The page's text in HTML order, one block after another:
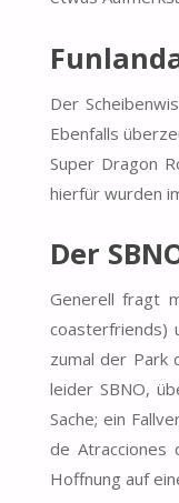
Der
Ebenfalls
Super Dragon
hierfür wurden
Der
Generell fragt
coasterfriends)
zumal der Park
leider SBNO,
Sache; ein
de Atracciones
Hoffnung auf